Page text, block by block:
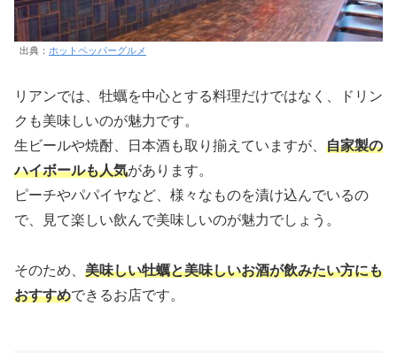
出典： ホットペッパーグルメ
リアンでは、牡蠣を中心とする料理だけではなく、ドリン
クも美味しいのが魅力です。
生ビールや焼酎、日本酒も取り揃えていますが、 自家製の
ハイボールも人気があります。
ピーチやパパイヤなど、様々なものを漬け込んでいるの
で、見て楽しい飲んで美味しいのが魅力でしょう。
そのため、 美味しい牡蠣と美味しいお酒が飲みたい方にも
おすすめできるお店です。